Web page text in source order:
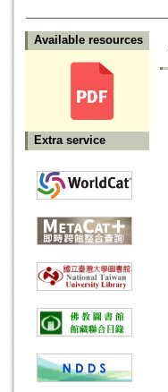
Available resources
Extra service